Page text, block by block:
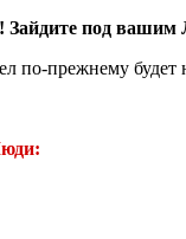
Зайдите под
по-прежнему